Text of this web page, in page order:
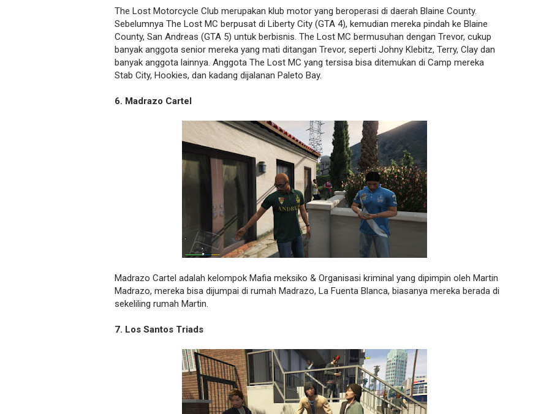
The Lost Motorcycle Club merupakan klub motor yang beroperasi di daerah Blaine County.
Sebelumnya The Lost MC berpusat di Liberty City (GTA 4), kemudian mereka pindah ke Blaine
County, San Andreas (GTA 5) untuk berbisnis. The Lost MC bermusuhan dengan Trevor, cukup
banyak anggota senior mereka yang mati ditangan Trevor, seperti Johny Klebitz, Terry, Clay dan
banyak anggota lainnya. Anggota The Lost MC yang tersisa bisa ditemukan di Camp mereka
Stab City, Hookies, dan kadang dijalanan Paleto Bay.
6. Madrazo Cartel
Madrazo Cartel adalah kelompok Mafia meksiko & Organisasi kriminal yang dipimpin oleh Martin
Madrazo, mereka bisa dijumpai di rumah Madrazo, La Fuenta Blanca, biasanya mereka berada di
sekeliling rumah Martin.
7. Los Santos Triads